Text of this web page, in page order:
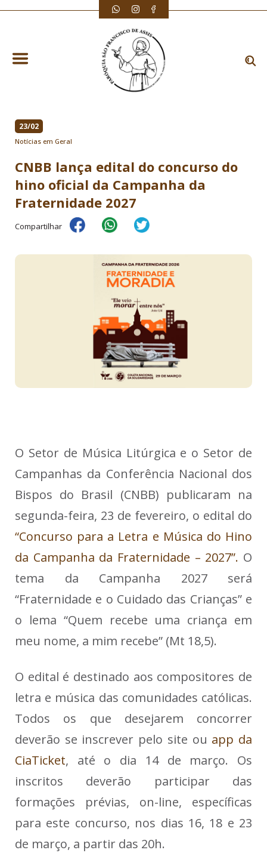
23/02
Notícias em Geral
CNBB lança edital do concurso do
hino oficial da Campanha da
Fraternidade 2027
Compartilhar
O Setor de Música Litúrgica e o Setor de
Campanhas da Conferência Nacional dos
Bispos do Brasil (CNBB) publicaram na
segunda-feira, 23 de fevereiro, o edital do
“Concurso para a Letra e Música do Hino
da Campanha da Fraternidade – 2027”. O
tema da Campanha 2027 será
“Fraternidade e o Cuidado das Crianças” e
o lema “Quem recebe uma criança em
meu nome, a mim recebe” (Mt 18,5).
O edital é destinado aos compositores de
letra e música das comunidades católicas.
Todos os que desejarem concorrer
deverão se inscrever pelo site ou app da
CiaTicket, até o dia 14 de março. Os
inscritos deverão participar das
formações prévias, on-line, específicas
para este concurso, nos dias 16, 18 e 23
de março, a partir das 20h.